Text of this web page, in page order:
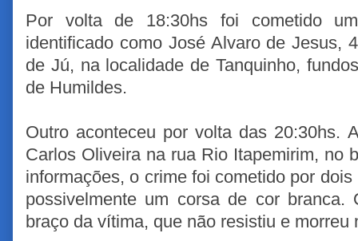
Por volta de 18:30hs foi cometido
identificado como José Alvaro de Jesus,
de Jú, na localidade de Tanquinho,
de Humildes.
Outro aconteceu por volta das 20:30hs.
Carlos Oliveira na rua Rio Itapemirim, no
informações, o crime foi cometido por
possivelmente um corsa de cor
braço da vítima, que não resistiu e morreu